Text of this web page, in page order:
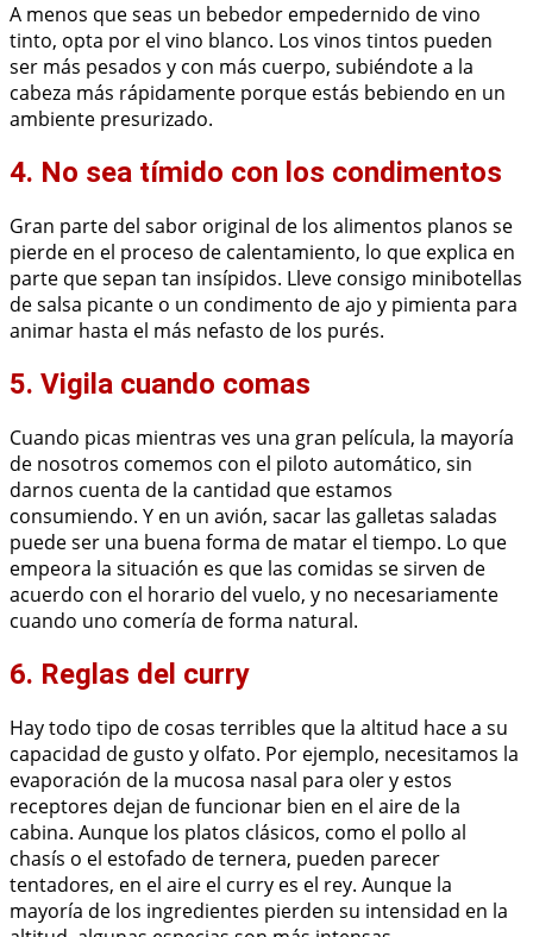
A menos que seas un bebedor empedernido de vino
tinto, opta por el vino blanco. Los vinos tintos pueden
ser más pesados y con más cuerpo, subiéndote a la
cabeza más rápidamente porque estás bebiendo en un
ambiente presurizado.
4. No sea tímido con los condimentos
Gran parte del sabor original de los alimentos planos se
pierde en el proceso de calentamiento, lo que explica en
parte que sepan tan insípidos. Lleve consigo minibotellas
de salsa picante o un condimento de ajo y pimienta para
animar hasta el más nefasto de los purés.
5. Vigila cuando comas
Cuando picas mientras ves una gran película, la mayoría
de nosotros comemos con el piloto automático, sin
darnos cuenta de la cantidad que estamos
consumiendo. Y en un avión, sacar las galletas saladas
puede ser una buena forma de matar el tiempo. Lo que
empeora la situación es que las comidas se sirven de
acuerdo con el horario del vuelo, y no necesariamente
cuando uno comería de forma natural.
6. Reglas del curry
Hay todo tipo de cosas terribles que la altitud hace a su
capacidad de gusto y olfato. Por ejemplo, necesitamos la
evaporación de la mucosa nasal para oler y estos
receptores dejan de funcionar bien en el aire de la
cabina. Aunque los platos clásicos, como el pollo al
chasís o el estofado de ternera, pueden parecer
tentadores, en el aire el curry es el rey. Aunque la
mayoría de los ingredientes pierden su intensidad en la